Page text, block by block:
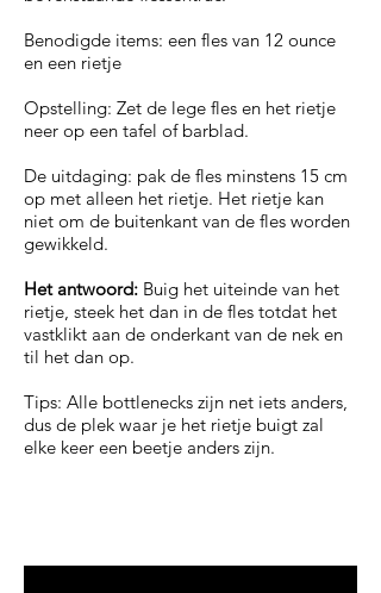
Benodigde items: een fles van 12 ounce
en een rietje
Opstelling: Zet de lege fles en het rietje
neer op een tafel of barblad.
De uitdaging: pak de fles minstens 15 cm
op met alleen het rietje. Het rietje kan
niet om de buitenkant van de fles worden
gewikkeld.
Het antwoord: Buig het uiteinde van het
rietje, steek het dan in de fles totdat het
vastklikt aan de onderkant van de nek en
til het dan op.
Tips: Alle bottlenecks zijn net iets anders,
dus de plek waar je het rietje buigt zal
elke keer een beetje anders zijn.